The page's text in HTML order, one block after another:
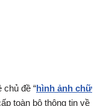
chủ đề “hình ảnh chữ
toàn bộ thông tin về